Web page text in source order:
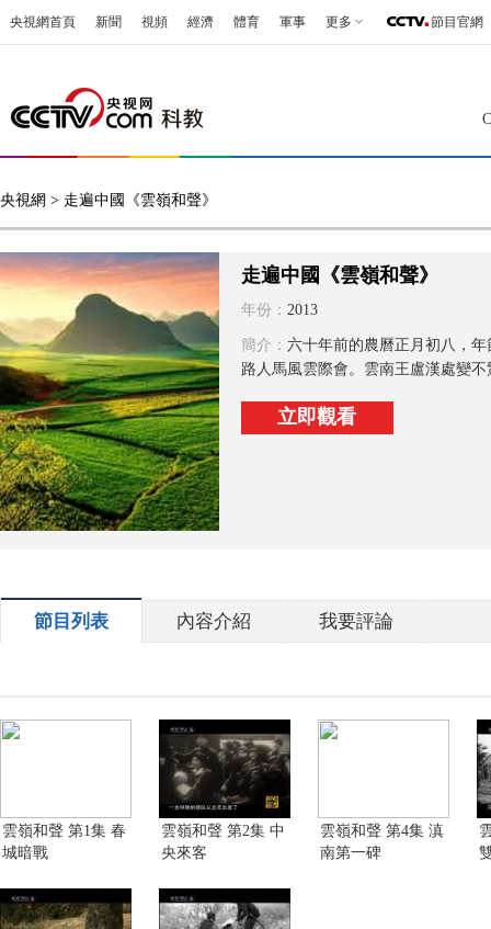
央視網首頁 新聞 視頻 經濟 體育 軍事 更多 節目官網
央視網 > 走遍中國《雲嶺和聲》
走遍中國《雲嶺和聲》
年份： 2013
簡介： 六十年前的農曆正月初八，
路人馬風雲際會。雲南王盧漢處變
立即觀看
節目列表 內容介紹 我要評論
雲嶺和聲 第1集 春
城暗戰
雲嶺和聲 第2集 中
央來客
雲嶺和聲 第4集 滇
南第一碑